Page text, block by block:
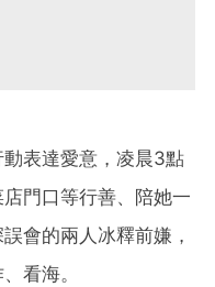
表達愛意，凌晨3點
門口等行善、陪她一
會的兩人冰釋前嫌，
看海。